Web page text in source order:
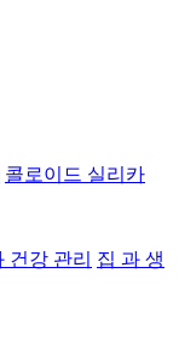
콜로이드 실리카
건강 관리 집 과 생